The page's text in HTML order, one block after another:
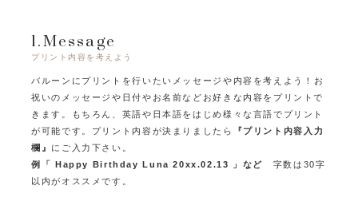
1.Message
プリント内容を考えよう
バルーンにプリントを行いたいメッセージや内容を考えよう！
お
祝いのメッセージや日付やお名前などお好きな内容をプリントで
きます。
もちろん、英語や日本語をはじめ様々な言語でプリント
が可能です。 プリント内容が決まりましたら
『プリント内容入力
欄』 にご入力下さい。
例「 Happy Birthday Luna 20xx.02.13 」など 字数は30字
以内がオススメです。